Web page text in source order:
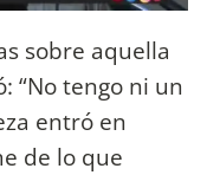
sobre aquella
“No tengo ni un
entró en
de lo que